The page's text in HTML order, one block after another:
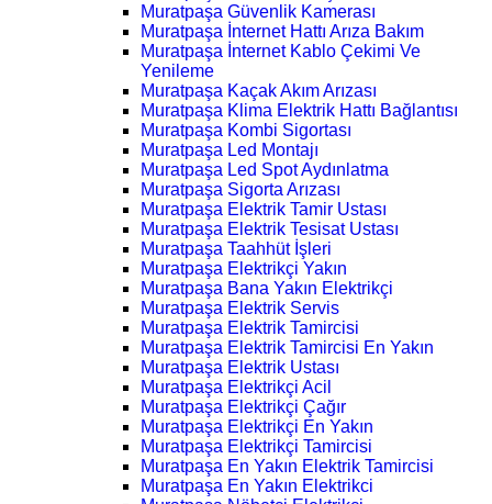
Muratpaşa Güvenlik Kamerası
Muratpaşa İnternet Hattı Arıza Bakım
Muratpaşa İnternet Kablo Çekimi Ve
Yenileme
Muratpaşa Kaçak Akım Arızası
Muratpaşa Klima Elektrik Hattı Bağlantısı
Muratpaşa Kombi Sigortası
Muratpaşa Led Montajı
Muratpaşa Led Spot Aydınlatma
Muratpaşa Sigorta Arızası
Muratpaşa Elektrik Tamir Ustası
Muratpaşa Elektrik Tesisat Ustası
Muratpaşa Taahhüt İşleri
Muratpaşa Elektrikçi Yakın
Muratpaşa Bana Yakın Elektrikçi
Muratpaşa Elektrik Servis
Muratpaşa Elektrik Tamircisi
Muratpaşa Elektrik Tamircisi En Yakın
Muratpaşa Elektrik Ustası
Muratpaşa Elektrikçi Acil
Muratpaşa Elektrikçi Çağır
Muratpaşa Elektrikçi En Yakın
Muratpaşa Elektrikçi Tamircisi
Muratpaşa En Yakın Elektrik Tamircisi
Muratpaşa En Yakın Elektrikci